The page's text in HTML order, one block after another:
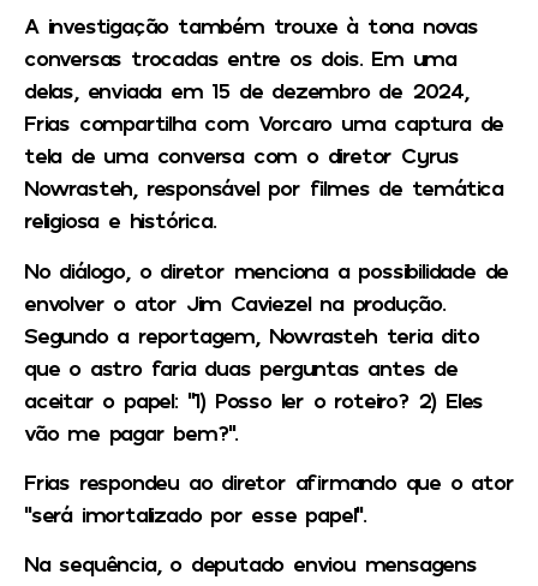
A investigação também trouxe à tona novas
conversas trocadas entre os dois. Em uma
delas, enviada em 15 de dezembro de 2024,
Frias compartilha com Vorcaro uma captura de
tela de uma conversa com o diretor Cyrus
Nowrasteh, responsável por filmes de temática
religiosa e histórica.
No diálogo, o diretor menciona a possibilidade de
envolver o ator Jim Caviezel na produção.
Segundo a reportagem, Nowrasteh teria dito
que o astro faria duas perguntas antes de
aceitar o papel: “1) Posso ler o roteiro? 2) Eles
vão me pagar bem?”.
Frias respondeu ao diretor afirmando que o ator
“será imortalizado por esse papel”.
Na sequência, o deputado enviou mensagens